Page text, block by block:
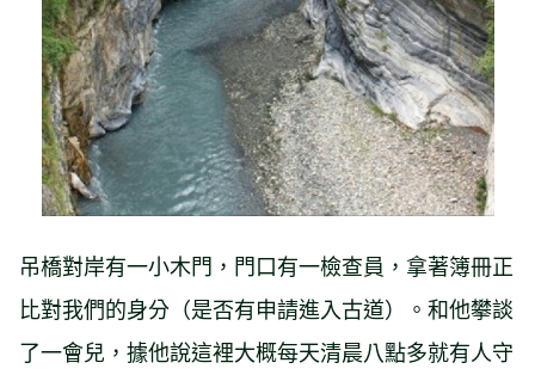
吊橋對岸有一小木門，門口有一檢查員，拿著簿冊正
比對我們的身分（是否有申請進入古道）。和他攀談
了一會兒，據他說這裡大概每天清晨八點多就有人守